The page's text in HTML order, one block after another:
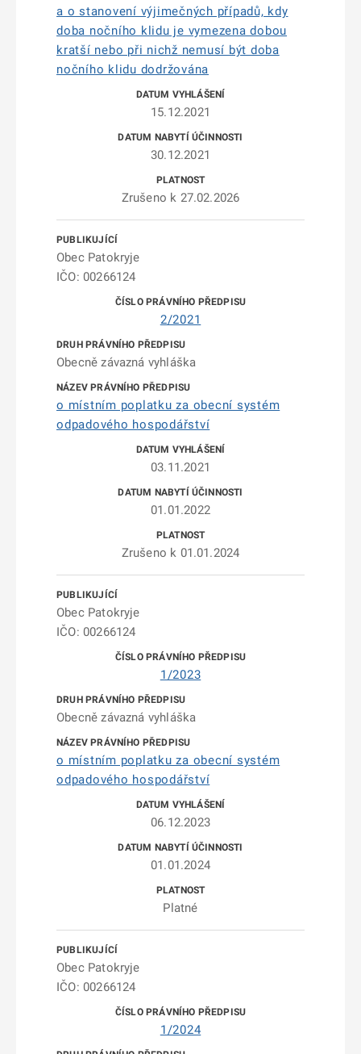
a o stanovení výjimečných případů, kdy
doba nočního klidu je vymezena dobou
kratší nebo při nichž nemusí být doba
nočního klidu dodržována
15.12.2021
30.12.2021
Zrušeno k 27.02.2026
Obec Patokryje
IČO: 00266124
2/2021
Obecně závazná vyhláška
o místním poplatku za obecní systém
odpadového hospodářství
03.11.2021
01.01.2022
Zrušeno k 01.01.2024
Obec Patokryje
IČO: 00266124
1/2023
Obecně závazná vyhláška
o místním poplatku za obecní systém
odpadového hospodářství
06.12.2023
01.01.2024
Platné
Obec Patokryje
IČO: 00266124
1/2024